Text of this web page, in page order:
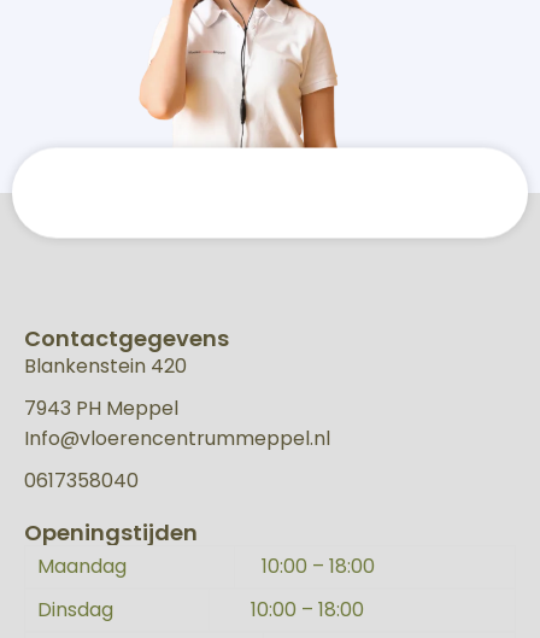
Contactgegevens
Blankenstein 420
7943 PH Meppel
Info@vloerencentrummeppel.nl
0617358040
Openingstijden
Maandag
10:00 – 18:00
Dinsdag
10:00 – 18:00